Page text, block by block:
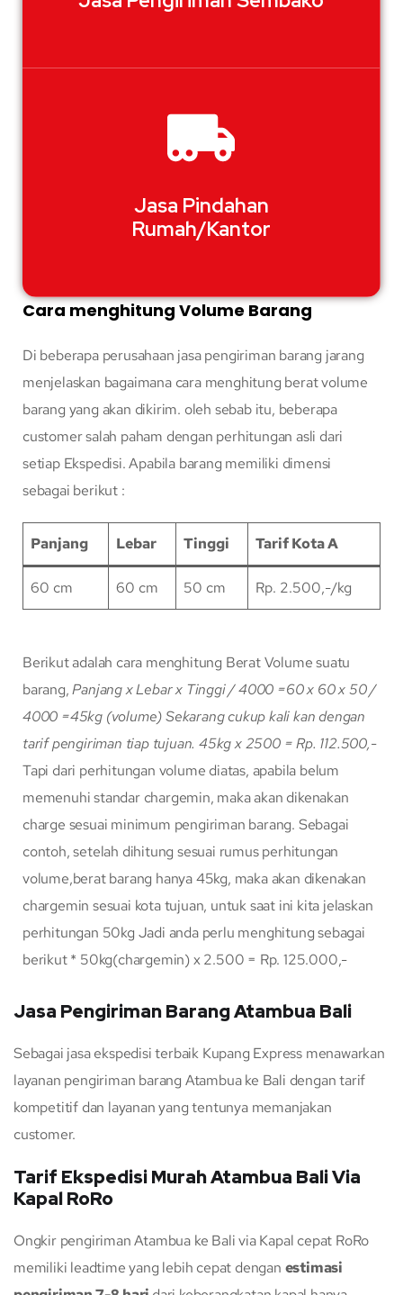
Jasa Pindahan
Rumah/Kantor
Cara menghitung Volume Barang
Di beberapa perusahaan jasa pengiriman barang jarang
menjelaskan bagaimana cara menghitung berat volume
barang yang akan dikirim. oleh sebab itu, beberapa
customer salah paham dengan perhitungan asli dari
setiap Ekspedisi. Apabila barang memiliki dimensi
sebagai berikut :
Panjang Lebar Tinggi Tarif Kota A
60 cm 60 cm 50 cm Rp. 2.500,-/kg
Berikut adalah cara menghitung Berat Volume suatu
barang,Panjang x Lebar x Tinggi / 4000 =60 x 60 x 50 /
4000 =45kg (volume)Sekarang cukup kali kan dengan
tarif pengiriman tiap tujuan. 45kg x 2500 = Rp. 112.500,-
Tapi dari perhitungan volume diatas, apabila belum
memenuhi standar chargemin, maka akan dikenakan
charge sesuai minimum pengiriman barang. Sebagai
contoh, setelah dihitung sesuai rumus perhitungan
volume,berat barang hanya 45kg, maka akan dikenakan
chargemin sesuai kota tujuan, untuk saat ini kita jelaskan
perhitungan 50kg Jadi anda perlu menghitung sebagai
berikut * 50kg(chargemin) x 2.500 = Rp. 125.000,-
Jasa Pengiriman Barang Atambua Bali
Sebagai jasa ekspedisi terbaik Kupang Express menawarkan
layanan pengiriman barang Atambua ke Bali dengan tarif
kompetitif dan layanan yang tentunya memanjakan
customer.
Tarif Ekspedisi Murah Atambua Bali Via
Kapal RoRo
Ongkir pengiriman Atambua ke Bali via Kapal cepat RoRo
memiliki leadtime yang lebih cepat dengan estimasi